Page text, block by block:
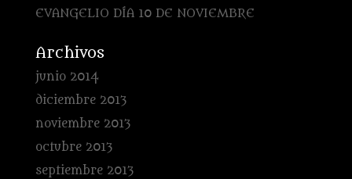
EVANGELIO DÍA 10 DE NOVIEMBRE
Archivos
junio 2014
diciembre 2013
noviembre 2013
octubre 2013
septiembre 2013